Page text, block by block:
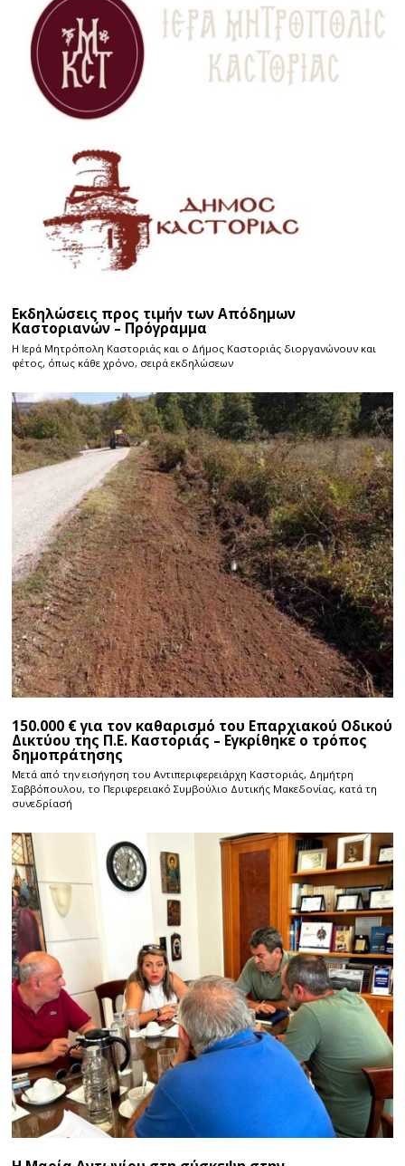
Εκδηλώσεις προς τιμήν των Απόδημων
Καστοριανών – Πρόγραμμα
Η Ιερά Μητρόπολη Καστοριάς και ο Δήμος Καστοριάς διοργανώνουν και
φέτος, όπως κάθε χρόνο, σειρά εκδηλώσεων
150.000 € για τον καθαρισμό του Επαρχιακού Οδικού
Δικτύου της Π.Ε. Καστοριάς – Εγκρίθηκε ο τρόπος
δημοπράτησης
Μετά από την εισήγηση του Αντιπεριφερειάρχη Καστοριάς, Δημήτρη
Σαββόπουλου, το Περιφερειακό Συμβούλιο Δυτικής Μακεδονίας, κατά τη
συνεδρίασή